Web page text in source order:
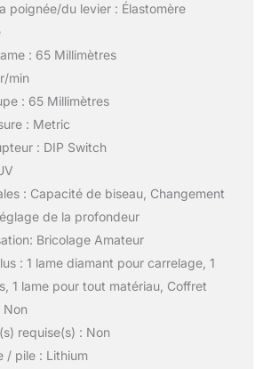
poignée/du levier : Élastomère
: 65 Millimètres
min
: 65 Millimètres
: Metric
: DIP Switch
: Capacité de biseau, Changement
de la profondeur
Bricolage Amateur
: 1 lame diamant pour carrelage, 1
1 lame pour tout matériau, Coffret
Non
requise(s) : Non
/ pile : Lithium